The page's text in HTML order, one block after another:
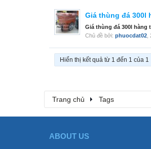
Giá thùng đá 300l
Giá thùng đá 300l hàng
Chủ đề bởi: phuocdat02
Hiển thị kết quả từ 1 đến 1 của 1
Trang chủ Tags
ABOUT US